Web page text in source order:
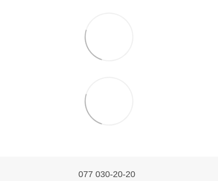
077 030-20-20